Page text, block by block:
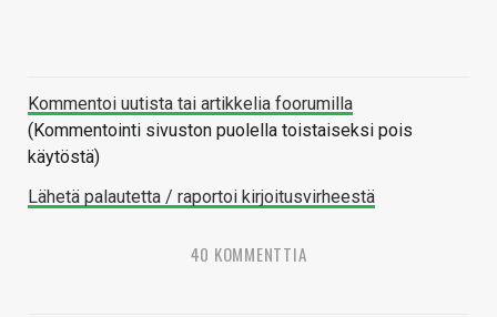
Kommentoi uutista tai artikkelia foorumilla
(Kommentointi sivuston puolella toistaiseksi pois
käytöstä)
Lähetä palautetta / raportoi kirjoitusvirheestä
40 KOMMENTTIA